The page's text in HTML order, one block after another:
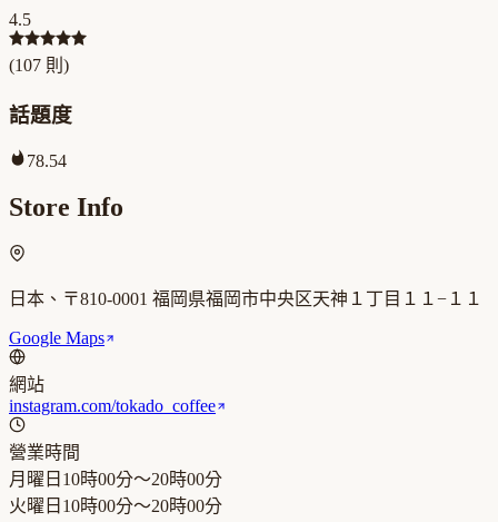
4.5
(107 則)
話題度
78.54
Store Info
日本、〒810-0001 福岡県福岡市中央区天神１丁目１１−１１
Google Maps
網站
instagram.com/tokado_coffee
營業時間
月曜日 10時00分～20時00分
火曜日 10時00分～20時00分